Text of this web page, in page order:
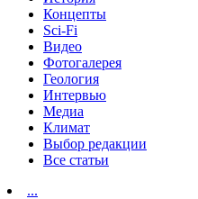
Концепты
Sci-Fi
Видео
Фотогалерея
Геология
Интервью
Медиа
Климат
Выбор редакции
Все статьи
...